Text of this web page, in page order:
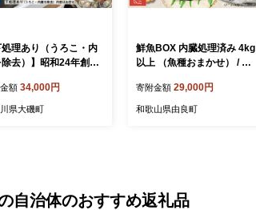
処理あり（うろこ・内
除去）】昭和24年創業
鮮魚をお届け。10匹
内容はお任せ【 魚 神
額 34,000円
県大磯町
鮮魚BOX 内臓処理済み 4kg
以上 （魚種おまかせ） / 魚
鮮 カイセン 塩焼き 煮付け
内臓処理済み 冷蔵 海鮮類
寄附金額 29,000円
和歌山県由良町
自治体のおすすめ返礼品